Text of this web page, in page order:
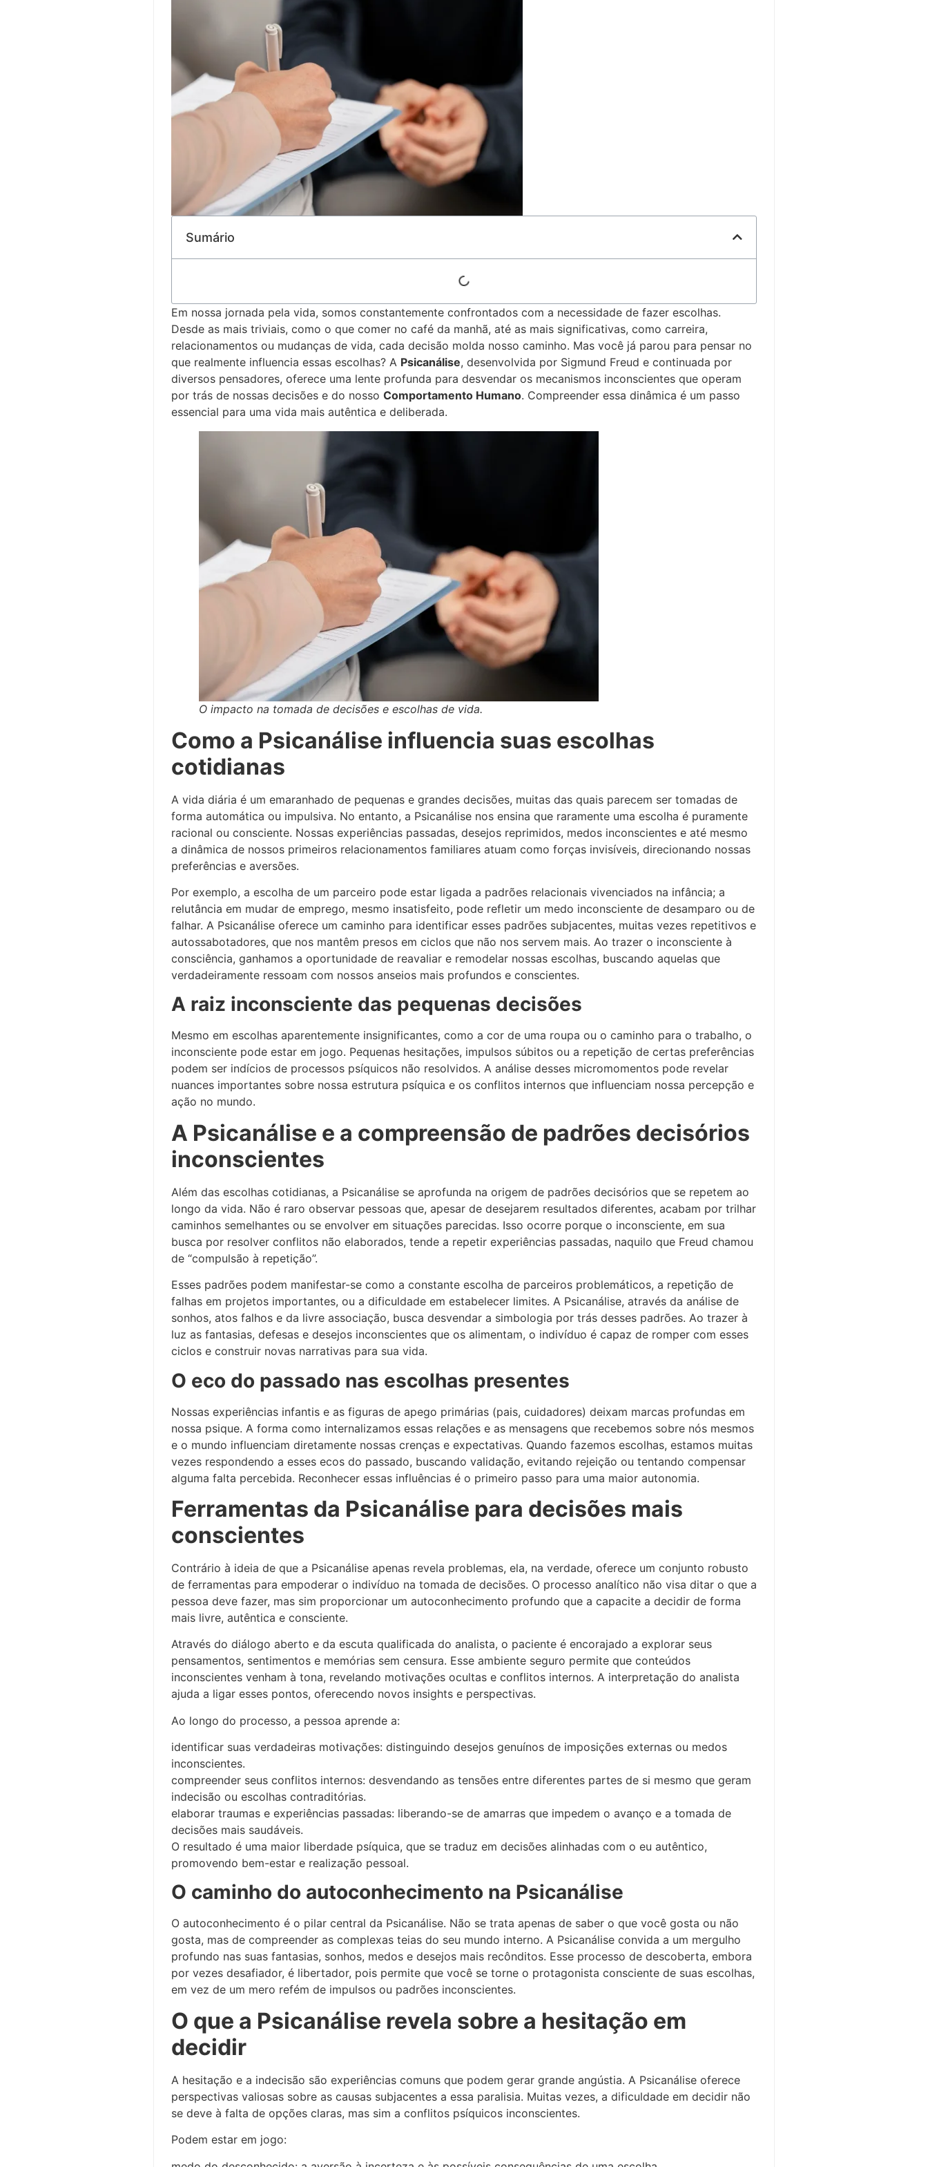
Sumário
Em nossa jornada pela vida, somos constantemente confrontados com a necessidade de fazer escolhas.
Desde as mais triviais, como o que comer no café da manhã, até as mais significativas, como carreira,
relacionamentos ou mudanças de vida, cada decisão molda nosso caminho. Mas você já parou para pensar no
que realmente influencia essas escolhas? A Psicanálise, desenvolvida por Sigmund Freud e continuada por
diversos pensadores, oferece uma lente profunda para desvendar os mecanismos inconscientes que operam
por trás de nossas decisões e do nosso Comportamento Humano. Compreender essa dinâmica é um passo
essencial para uma vida mais autêntica e deliberada.
O impacto na tomada de decisões e escolhas de vida.
Como a Psicanálise influencia suas escolhas
cotidianas
A vida diária é um emaranhado de pequenas e grandes decisões, muitas das quais parecem ser tomadas de
forma automática ou impulsiva. No entanto, a Psicanálise nos ensina que raramente uma escolha é puramente
racional ou consciente. Nossas experiências passadas, desejos reprimidos, medos inconscientes e até mesmo
a dinâmica de nossos primeiros relacionamentos familiares atuam como forças invisíveis, direcionando nossas
preferências e aversões.
Por exemplo, a escolha de um parceiro pode estar ligada a padrões relacionais vivenciados na infância; a
relutância em mudar de emprego, mesmo insatisfeito, pode refletir um medo inconsciente de desamparo ou de
falhar. A Psicanálise oferece um caminho para identificar esses padrões subjacentes, muitas vezes repetitivos e
autossabotadores, que nos mantêm presos em ciclos que não nos servem mais. Ao trazer o inconsciente à
consciência, ganhamos a oportunidade de reavaliar e remodelar nossas escolhas, buscando aquelas que
verdadeiramente ressoam com nossos anseios mais profundos e conscientes.
A raiz inconsciente das pequenas decisões
Mesmo em escolhas aparentemente insignificantes, como a cor de uma roupa ou o caminho para o trabalho, o
inconsciente pode estar em jogo. Pequenas hesitações, impulsos súbitos ou a repetição de certas preferências
podem ser indícios de processos psíquicos não resolvidos. A análise desses micromomentos pode revelar
nuances importantes sobre nossa estrutura psíquica e os conflitos internos que influenciam nossa percepção e
ação no mundo.
A Psicanálise e a compreensão de padrões decisórios
inconscientes
Além das escolhas cotidianas, a Psicanálise se aprofunda na origem de padrões decisórios que se repetem ao
longo da vida. Não é raro observar pessoas que, apesar de desejarem resultados diferentes, acabam por trilhar
caminhos semelhantes ou se envolver em situações parecidas. Isso ocorre porque o inconsciente, em sua
busca por resolver conflitos não elaborados, tende a repetir experiências passadas, naquilo que Freud chamou
de “compulsão à repetição”.
Esses padrões podem manifestar-se como a constante escolha de parceiros problemáticos, a repetição de
falhas em projetos importantes, ou a dificuldade em estabelecer limites. A Psicanálise, através da análise de
sonhos, atos falhos e da livre associação, busca desvendar a simbologia por trás desses padrões. Ao trazer à
luz as fantasias, defesas e desejos inconscientes que os alimentam, o indivíduo é capaz de romper com esses
ciclos e construir novas narrativas para sua vida.
O eco do passado nas escolhas presentes
Nossas experiências infantis e as figuras de apego primárias (pais, cuidadores) deixam marcas profundas em
nossa psique. A forma como internalizamos essas relações e as mensagens que recebemos sobre nós mesmos
e o mundo influenciam diretamente nossas crenças e expectativas. Quando fazemos escolhas, estamos muitas
vezes respondendo a esses ecos do passado, buscando validação, evitando rejeição ou tentando compensar
alguma falta percebida. Reconhecer essas influências é o primeiro passo para uma maior autonomia.
Ferramentas da Psicanálise para decisões mais
conscientes
Contrário à ideia de que a Psicanálise apenas revela problemas, ela, na verdade, oferece um conjunto robusto
de ferramentas para empoderar o indivíduo na tomada de decisões. O processo analítico não visa ditar o que a
pessoa deve fazer, mas sim proporcionar um autoconhecimento profundo que a capacite a decidir de forma
mais livre, autêntica e consciente.
Através do diálogo aberto e da escuta qualificada do analista, o paciente é encorajado a explorar seus
pensamentos, sentimentos e memórias sem censura. Esse ambiente seguro permite que conteúdos
inconscientes venham à tona, revelando motivações ocultas e conflitos internos. A interpretação do analista
ajuda a ligar esses pontos, oferecendo novos insights e perspectivas.
Ao longo do processo, a pessoa aprende a:
identificar suas verdadeiras motivações: distinguindo desejos genuínos de imposições externas ou medos
inconscientes.
compreender seus conflitos internos: desvendando as tensões entre diferentes partes de si mesmo que geram
indecisão ou escolhas contraditórias.
elaborar traumas e experiências passadas: liberando-se de amarras que impedem o avanço e a tomada de
decisões mais saudáveis.
O resultado é uma maior liberdade psíquica, que se traduz em decisões alinhadas com o eu autêntico,
promovendo bem-estar e realização pessoal.
O caminho do autoconhecimento na Psicanálise
O autoconhecimento é o pilar central da Psicanálise. Não se trata apenas de saber o que você gosta ou não
gosta, mas de compreender as complexas teias do seu mundo interno. A Psicanálise convida a um mergulho
profundo nas suas fantasias, sonhos, medos e desejos mais recônditos. Esse processo de descoberta, embora
por vezes desafiador, é libertador, pois permite que você se torne o protagonista consciente de suas escolhas,
em vez de um mero refém de impulsos ou padrões inconscientes.
O que a Psicanálise revela sobre a hesitação em
decidir
A hesitação e a indecisão são experiências comuns que podem gerar grande angústia. A Psicanálise oferece
perspectivas valiosas sobre as causas subjacentes a essa paralisia. Muitas vezes, a dificuldade em decidir não
se deve à falta de opções claras, mas sim a conflitos psíquicos inconscientes.
Podem estar em jogo: